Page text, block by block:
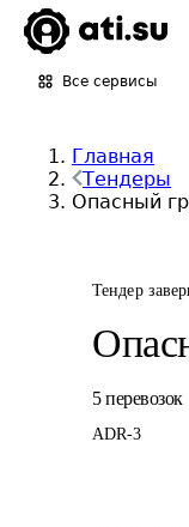
Все сервисы
Главная
Тендеры
Опасный
Тендер
5 перевозок
ADR-3